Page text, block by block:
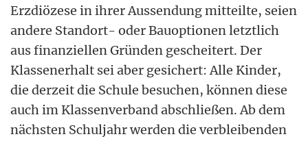
Erzdiözese in ihrer Aussendung mitteilte, seien
andere Standort- oder Bauoptionen letztlich
aus finanziellen Gründen gescheitert. Der
Klassenerhalt sei aber gesichert: Alle Kinder,
die derzeit die Schule besuchen, können diese
auch im Klassenverband abschließen. Ab dem
nächsten Schuljahr werden die verbleibenden